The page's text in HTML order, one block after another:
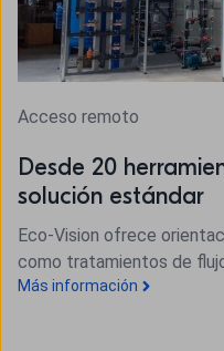
Acceso remoto
Desde 20
solución estándar
Eco-Vision ofrece
como tratamientos de
Más información